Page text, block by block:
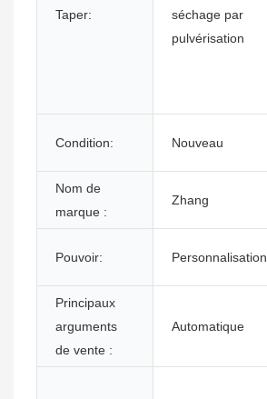
Taper:
séchage par
pulvérisation
Condition: Nouveau
Nom de
marque :
Zhang
Pouvoir: Personnalisation
Principaux
arguments
de vente :
Automatique